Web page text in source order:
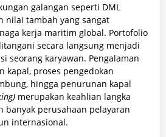
galangan seperti DML
nilai tambah yang sangat
kerja maritim global. Portofolio
secara langsung menjadi
seorang karyawan. Pengalaman
kapal, proses pengedokan
hingga penurunan kapal
merupakan keahlian langka
banyak perusahaan pelayaran
internasional.